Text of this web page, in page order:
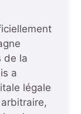
de la
a
légale